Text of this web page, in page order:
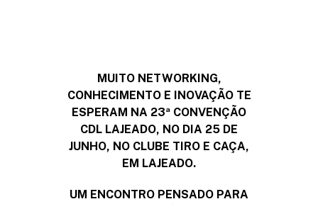
MUITO NETWORKING,
CONHECIMENTO E INOVAÇÃO TE
ESPERAM NA 23ª CONVENÇÃO
CDL LAJEADO, NO DIA 25 DE
JUNHO, NO CLUBE TIRO E CAÇA,
EM LAJEADO.
UM ENCONTRO PENSADO PARA